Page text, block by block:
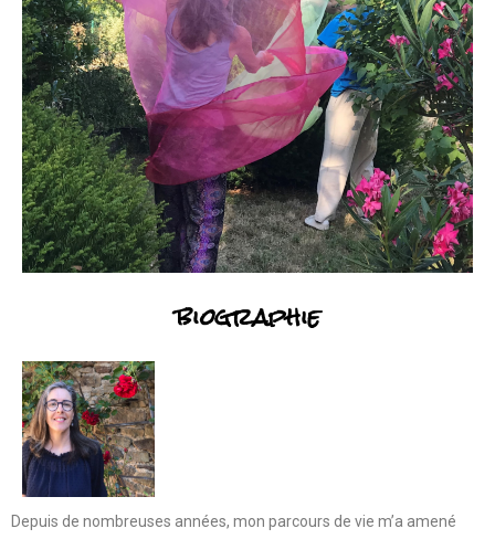
biographie
Depuis de nombreuses années, mon parcours de vie m’a amené